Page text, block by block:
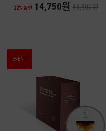
22% 할인 14,750원 18,900원
EVENT